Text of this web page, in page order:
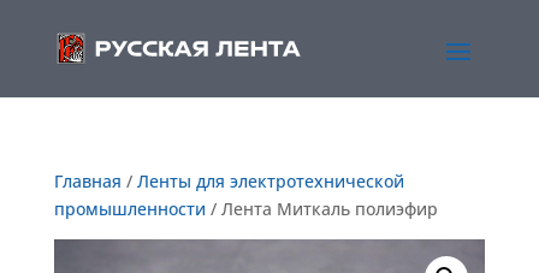
Главная / Ленты для электротехнической
промышленности / Лента Миткаль полиэфир